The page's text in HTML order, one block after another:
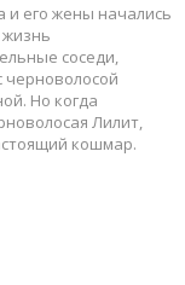
и его жены начались
соседи,
черноволосой
Но когда
Лилит,
кошмар.